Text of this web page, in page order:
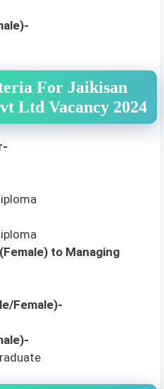
For Jaikisan
Ltd Vacancy 2024
to Managing
Female)-